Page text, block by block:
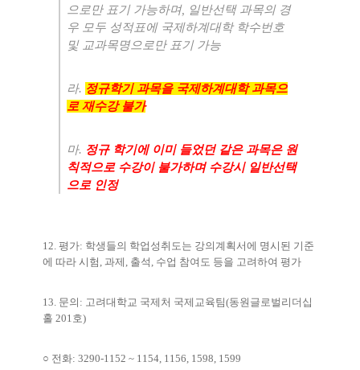
으로만 표기 가능하며, 일반선택 과목의 경
우 모두 성적표에 국제하계대학 학수번호
및 교과목명으로만 표기 가능
라. 정규학기 과목을 국제하계대학 과목으
로 재수강 불가
마. 정규 학기에 이미 들었던 같은 과목은 원
칙적으로 수강이 불가하며 수강시 일반선택
으로 인정
12. 평가: 학생들의 학업성취도는 강의계획서에 명시된 기준
에 따라 시험 , 과제 , 출석 , 수업 참여도 등을 고려하여 평가
13. 문의 : 고려대학교 국제처 국제교육팀(동원글로벌리더십
홀 201호)
○ 전화: 3290-1152 ~ 1154, 1156, 1598, 1599